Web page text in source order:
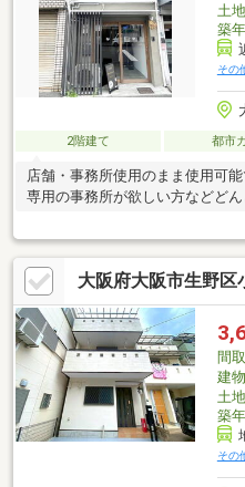
土
築
その
2階建て 都市
店舗・事務所使用のまま使用可
専用の事務所が欲しい方などどん
大阪府大阪市生野区
間
建
土
築
その